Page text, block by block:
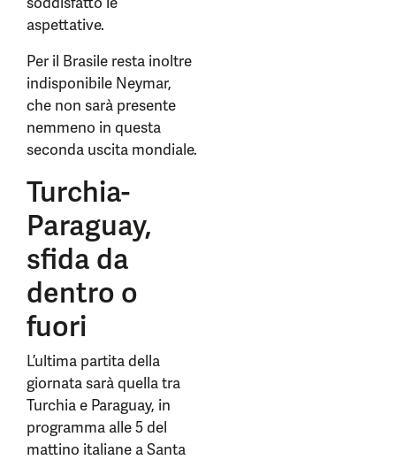
aspettative.
Per il Brasile resta inoltre
indisponibile Neymar,
che non sarà presente
nemmeno in questa
seconda uscita mondiale.
Turchia-
Paraguay,
sfida da
dentro o
fuori
L’ultima partita della
giornata sarà quella tra
Turchia e Paraguay, in
programma alle 5 del
mattino italiane a Santa